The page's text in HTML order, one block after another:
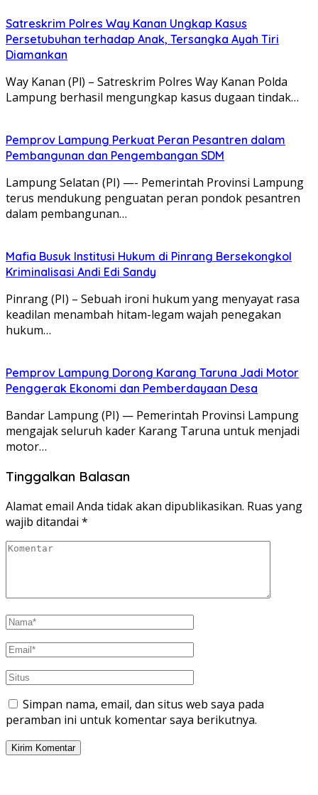
Satreskrim Polres Way Kanan Ungkap Kasus
Persetubuhan terhadap Anak, Tersangka Ayah Tiri
Diamankan
Way Kanan (Pl) – Satreskrim Polres Way Kanan Polda
Lampung berhasil mengungkap kasus dugaan tindak…
Pemprov Lampung Perkuat Peran Pesantren dalam
Pembangunan dan Pengembangan SDM
Lampung Selatan (PI) —- Pemerintah Provinsi Lampung
terus mendukung penguatan peran pondok pesantren
dalam pembangunan…
Mafia Busuk Institusi Hukum di Pinrang Bersekongkol
Kriminalisasi Andi Edi Sandy
Pinrang (PI) – Sebuah ironi hukum yang menyayat rasa
keadilan menambah hitam-legam wajah penegakan
hukum…
Pemprov Lampung Dorong Karang Taruna Jadi Motor
Penggerak Ekonomi dan Pemberdayaan Desa
Bandar Lampung (PI) — Pemerintah Provinsi Lampung
mengajak seluruh kader Karang Taruna untuk menjadi
motor…
Tinggalkan Balasan
Alamat email Anda tidak akan dipublikasikan. Ruas yang
wajib ditandai *
Simpan nama, email, dan situs web saya pada
peramban ini untuk komentar saya berikutnya.